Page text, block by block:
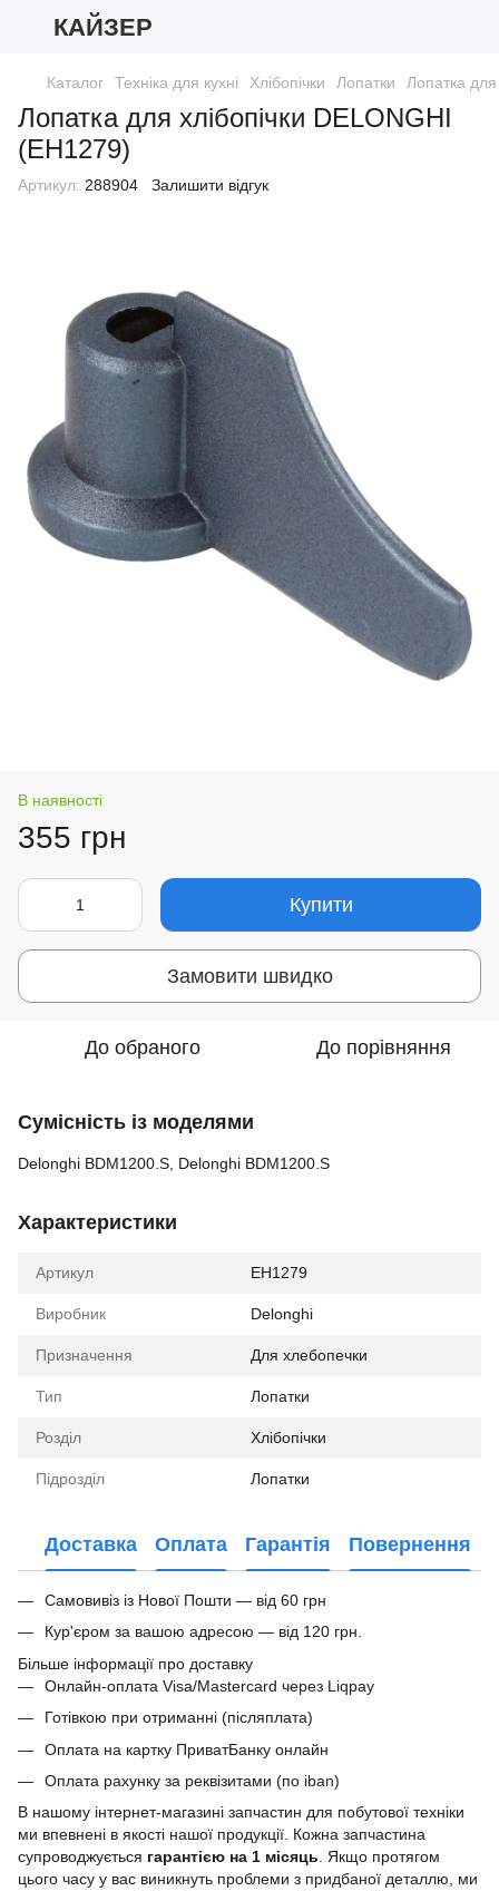
КАЙЗЕР
Каталог Техніка для кухні Хлібопічки Лопатки Лопатка
Лопатка для хлібопічки DELONGHI
(EH1279)
Артикул: 288904 Залишити відгук
В наявності
355 грн
Купити
Замовити швидко
До обраного До порівняння
Сумісність із моделями
Delonghi BDM1200.S, Delonghi BDM1200.S
Характеристики
Артикул EH1279
Виробник Delonghi
Призначення Для хлебопечки
Тип Лопатки
Розділ Хлібопічки
Підрозділ Лопатки
Доставка Оплата Гарантія Повернення
Самовивіз із Нової Пошти — від 60 грн
Кур'єром за вашою адресою — від 120 грн.
Більше інформації про доставку
Онлайн-оплата Visa/Mastercard через Liqpay
Готівкою при отриманні (післяплата)
Оплата на картку ПриватБанку онлайн
Оплата рахунку за реквізитами (по iban)
В нашому інтернет-магазині запчастин для побутової техніки
ми впевнені в якості нашої продукції. Кожна запчастина
супроводжується гарантією на 1 місяць. Якщо протягом
цього часу у вас виникнуть проблеми з придбаної деталлю, ми